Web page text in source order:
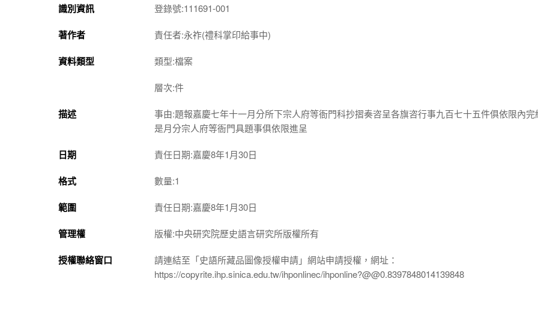
識別資訊 登錄號:111691-001
著作者 責任者:永祚(禮科掌印給事中)
資料類型 類型:檔案
層次:件
描述
事由:題報嘉慶七年十一月分所下宗人府等衙門科抄摺奏咨呈各旗咨行事九百七十五件俱依限內完
是月分宗人府等衙門具題事俱依限進呈
日期 責任日期:嘉慶8年1月30日
格式 數量:1
範圍 責任日期:嘉慶8年1月30日
管理權 版權:中央研究院歷史語言研究所版權所有
授權聯絡窗口
請連結至「史語所藏品圖像授權申請」網站申請授權，網址：
https://copyrite.ihp.sinica.edu.tw/ihponlinec/ihponline?@@0.8397848014139848